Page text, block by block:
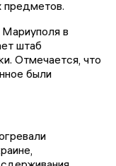
предметов.
в
штаб
Отмечается, что
были